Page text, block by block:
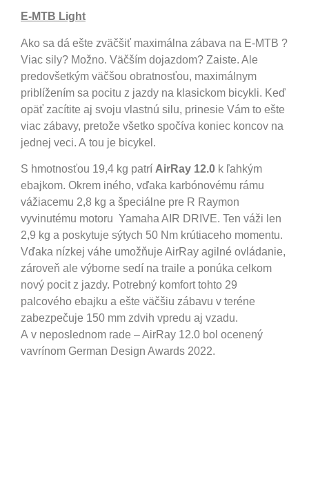
E-MTB Light
Ako sa dá ešte zväčšiť maximálna zábava na E-MTB ?
Viac sily? Možno. Väčším dojazdom? Zaiste. Ale
predovšetkým väčšou obratnosťou, maximálnym
priblížením sa pocitu z jazdy na klasickom bicykli. Keď
opäť zacítite aj svoju vlastnú silu, prinesie Vám to ešte
viac zábavy, pretože všetko spočíva koniec koncov na
jednej veci. A tou je bicykel.
S hmotnosťou 19,4 kg patrí AirRay 12.0 k ľahkým
ebajkom. Okrem iného, vďaka karbónovému rámu
vážiacemu 2,8 kg a špeciálne pre R Raymon
vyvinutému motoru Yamaha AIR DRIVE. Ten váži len
2,9 kg a poskytuje sýtych 50 Nm krútiaceho momentu.
Vďaka nízkej váhe umožňuje AirRay agilné ovládanie,
zároveň ale výborne sedí na traile a ponúka celkom
nový pocit z jazdy. Potrebný komfort tohto 29
palcového ebajku a ešte väčšiu zábavu v teréne
zabezpečuje 150 mm zdvih vpredu aj vzadu.
A v neposlednom rade – AirRay 12.0 bol ocenený
vavrínom German Design Awards 2022.